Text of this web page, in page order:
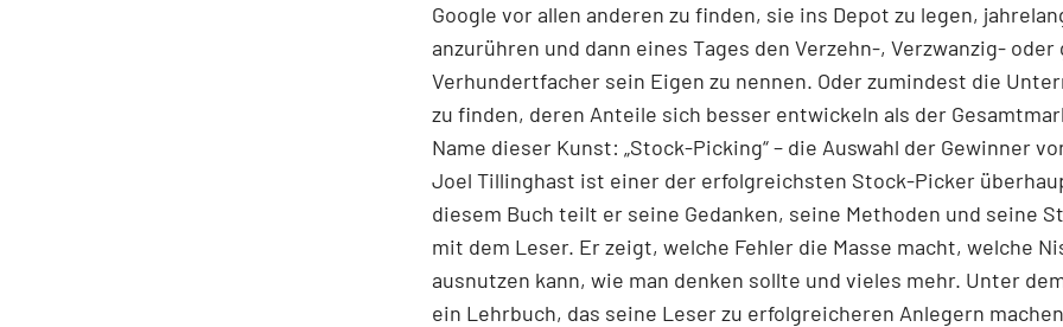
Google vor allen anderen zu finden, sie ins Depot zu legen,
anzurühren und dann eines Tages den Verzehn-, Verzwanzig- oder
Verhundertfacher sein Eigen zu nennen. Oder zumindest die
zu finden, deren Anteile sich besser entwickeln als der
Name dieser Kunst: „Stock-Picking“ – die Auswahl der Gewinner
Joel Tillinghast ist einer der erfolgreichsten Stock-Picker
diesem Buch teilt er seine Gedanken, seine Methoden und seine
mit dem Leser. Er zeigt, welche Fehler die Masse macht, welche
ausnutzen kann, wie man denken sollte und vieles mehr. Unter
ein Lehrbuch, das seine Leser zu erfolgreicheren Anlegern